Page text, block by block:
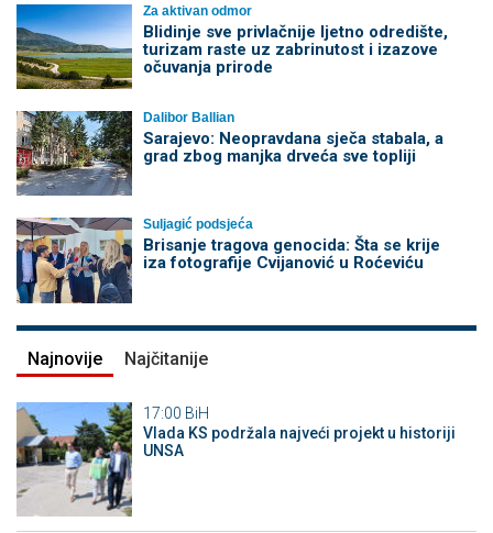
Za aktivan odmor
Blidinje sve privlačnije ljetno odredište,
turizam raste uz zabrinutost i izazove
očuvanja prirode
Dalibor Ballian
Sarajevo: Neopravdana sječa stabala, a
grad zbog manjka drveća sve topliji
Suljagić podsjeća
Brisanje tragova genocida: Šta se krije
iza fotografije Cvijanović u Roćeviću
Najnovije Najčitanije
17:00 BiH
Vlada KS podržala najveći projekt u historiji
UNSA